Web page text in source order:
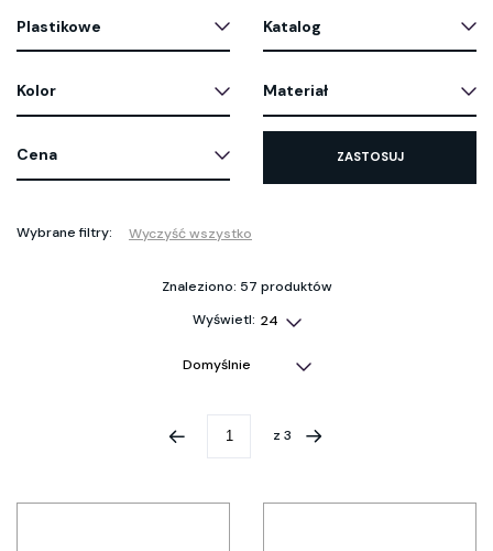
Plastikowe Katalog
Kolor Materiał
Cena ZASTOSUJ
Wybrane filtry: Wyczyść wszystko
Znaleziono: 57 produktów
Wyświetl:
z 3